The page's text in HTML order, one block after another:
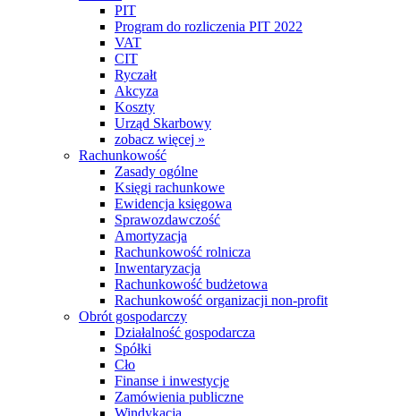
PIT
Program do rozliczenia PIT 2022
VAT
CIT
Ryczałt
Akcyza
Koszty
Urząd Skarbowy
zobacz więcej »
Rachunkowość
Zasady ogólne
Księgi rachunkowe
Ewidencja księgowa
Sprawozdawczość
Amortyzacja
Rachunkowość rolnicza
Inwentaryzacja
Rachunkowość budżetowa
Rachunkowość organizacji non-profit
Obrót gospodarczy
Działalność gospodarcza
Spółki
Cło
Finanse i inwestycje
Zamówienia publiczne
Windykacja